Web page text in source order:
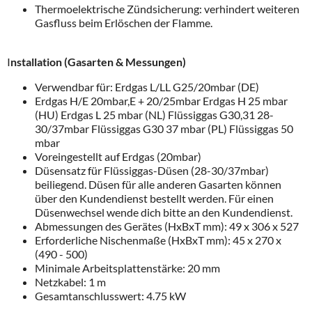
Thermoelektrische Zündsicherung: verhindert weiteren
Gasfluss beim Erlöschen der Flamme.
Installation (Gasarten & Messungen)
Verwendbar für: Erdgas L/LL G25/20mbar (DE)
Erdgas H/E 20mbar,E + 20/25mbar Erdgas H 25 mbar
(HU) Erdgas L 25 mbar (NL) Flüssiggas G30,31 28-
30/37mbar Flüssiggas G30 37 mbar (PL) Flüssiggas 50
mbar
Voreingestellt auf Erdgas (20mbar)
Düsensatz für Flüssiggas-Düsen (28-30/37mbar)
beiliegend. Düsen für alle anderen Gasarten können
über den Kundendienst bestellt werden. Für einen
Düsenwechsel wende dich bitte an den Kundendienst.
Abmessungen des Gerätes (HxBxT mm): 49 x 306 x 527
Erforderliche Nischenmaße (HxBxT mm): 45 x 270 x
(490 - 500)
Minimale Arbeitsplattenstärke: 20 mm
Netzkabel: 1 m
Gesamtanschlusswert: 4.75 kW